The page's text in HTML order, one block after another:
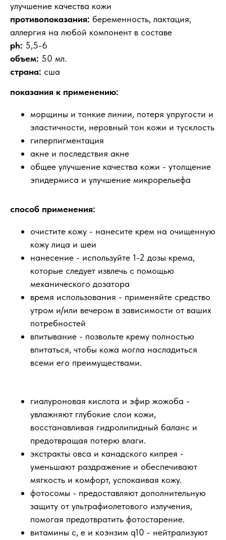
улучшение качества кожи
противопоказания: беременность, лактация,
аллергия на любой компонент в составе
ph: 5,5-6
объем: 50 мл.
страна: сша
показания к применению:
морщины и тонкие линии, потеря упругости и
эластичности, неровный тон кожи и тусклость
гиперпигментация
акне и последствия акне
общее улучшение качества кожи - утолщение
эпидермиса и улучшение микрорельефа
способ применения:
очистите кожу - нанесите крем на очищенную
кожу лица и шеи
нанесение - используйте 1-2 дозы крема,
которые следует извлечь с помощью
механического дозатора
время использования - применяйте средство
утром и/или вечером в зависимости от ваших
потребностей
впитывание - позвольте крему полностью
впитаться, чтобы кожа могла насладиться
всеми его преимуществами.
гиалуроновая кислота и эфир жожоба -
увлажняют глубокие слои кожи,
восстанавливая гидролипидный баланс и
предотвращая потерю влаги.
экстракты овса и канадского кипрея -
уменьшают раздражение и обеспечивают
мягкость и комфорт, успокаивая кожу.
фотосомы - предоставляют дополнительную
защиту от ультрафиолетового излучения,
помогая предотвратить фотостарение.
витамины с, е и коэнзим q10 - нейтрализуют